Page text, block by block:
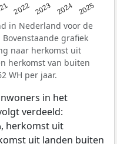
2022 2023 2024 2025
in Nederland voor de
grafiek
naar herkomst uit
herkomst van buiten
WH per jaar.
in het
verdeeld:
herkomst uit
uit landen buiten